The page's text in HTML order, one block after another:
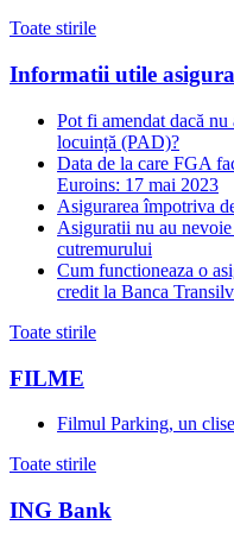
Toate stirile
Informatii utile
Pot fi amendat dacă
locuință (PAD)?
Data de la care FGA
Euroins: 17 mai 2023
Asigurarea împotriva
Asiguratii nu au
cutremurului
Cum functioneaza o
credit la Banca
Toate stirile
FILME
Filmul Parking, un
Toate stirile
ING Bank